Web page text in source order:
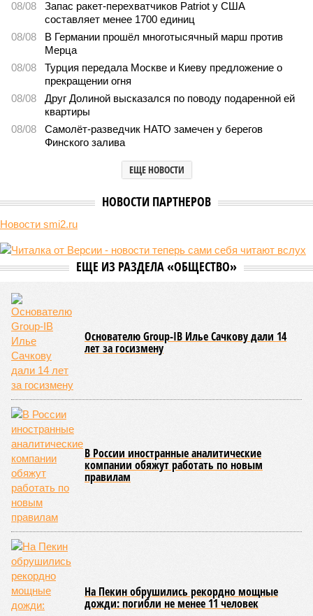
«Станция Л» продолжают ждать от компании Capital Group начала
реальной достройки (изображение сгенерировано ИИ)
Пока в Ярославском районе СВАО дольщики «Сказочного леса»
заключение о соответствии проектной документации и
совсем недалеко, в паре станций метро южнее, на Люблинской
ЖК «Светлый мир «Станция Л»: та же группа компаний-
схема достройки через Capital Group осенью 2024 года, но
за прошедшие два года результатов, по словам дольщиков,
практически не видно. По
порталов, первую очередь ЖК строители обещают сдать к
декабрю 2026 г., вторую – к марту 2028-го. Но никто при
этом из кураторов стройки не задается вопросом: как эти
сроки должны материализоваться? На строительной
площадке, по свидетельствам дольщиков, регулярно
бывающих у забора, какая-либо техника отсутствует. Ни
бетононасосов, ни работающих кранов, ни признаков
мобилизации подрядчиков. При том, что до «декабря 2026»
осталось менее полугода.
Если в «Сказочном лесу» техзаказчик публично
отчитывался о поэтапной готовности – 90%, затем 97%, с
конкретными инженерными работами (усиление
монолитных конструкций, устранение проектных ошибок) –
то по «Станции Л» подобной публичной отчётности
дольщики не видят. Ни Capital Group, ни кураторы
строительства не подтверждают ни соблюдения графика
строительства, ни объёма фактически выполненных работ.